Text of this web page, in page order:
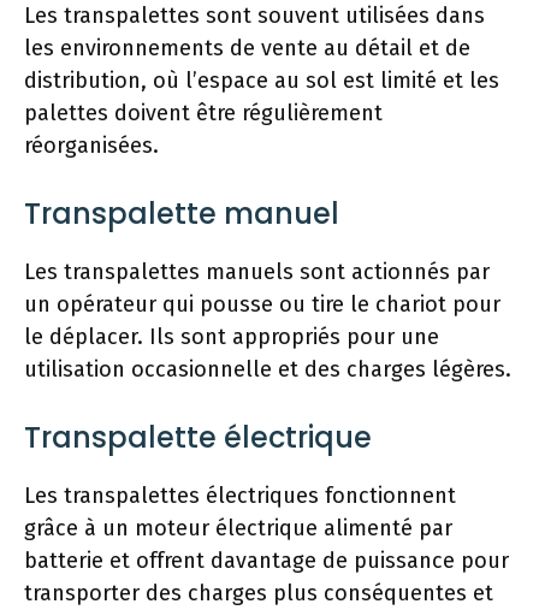
Les transpalettes sont souvent utilisées dans
les environnements de vente au détail et de
distribution, où l’espace au sol est limité et les
palettes doivent être régulièrement
réorganisées.
Transpalette manuel
Les transpalettes manuels sont actionnés par
un opérateur qui pousse ou tire le chariot pour
le déplacer. Ils sont appropriés pour une
utilisation occasionnelle et des charges légères.
Transpalette électrique
Les transpalettes électriques fonctionnent
grâce à un moteur électrique alimenté par
batterie et offrent davantage de puissance pour
transporter des charges plus conséquentes et